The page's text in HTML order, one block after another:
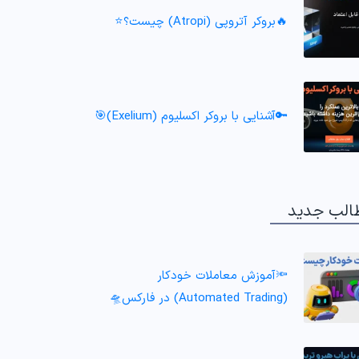
🔥بروکر آتروپی (Atropi) چیست؟⭐️
🔑آشنایی با بروکر اکسلیوم (Exelium)🎯
جدید
🔦آموزش معاملات خودکار
(Automated Trading) در فارکس🛸